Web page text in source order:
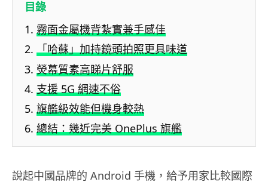
目錄
霧面金屬機背紮實兼手感佳
「哈蘇」加持鏡頭拍照更具味道
熒幕質素高睇片舒服
支援 5G 網速不俗
旗艦級效能但機身較熱
總結：幾近完美 OnePlus 旗艦
說起中國品牌的 Android 手機，給予用家比較國際